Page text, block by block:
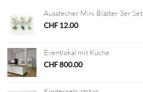
Ausstecher Mini Blätter 3er Set
CHF12.00
Eventlokal mit Küche
CHF800.00